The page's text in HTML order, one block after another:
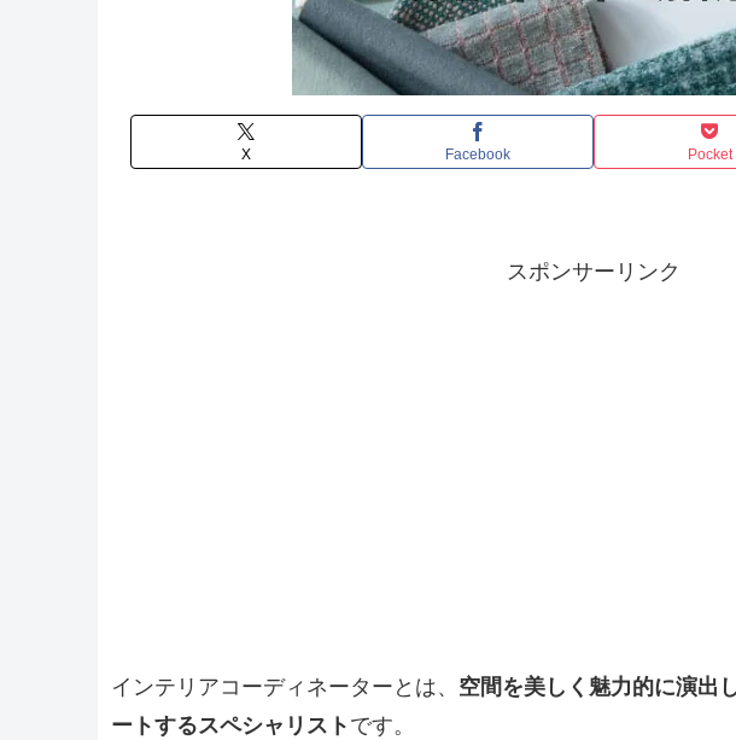
X Facebook Pocket
スポンサーリンク
インテリアコーディネーターとは、 空間を美しく魅力的に演出
ートするスペシャリスト です。